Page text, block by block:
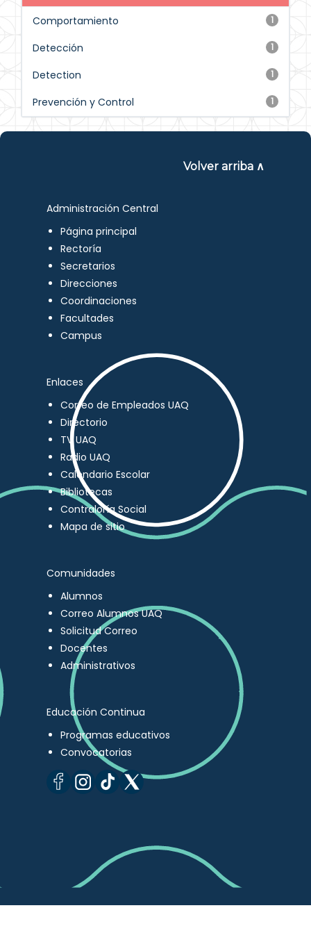
1
Comportamiento
1
Detección
1
Detection
1
Prevención y Control
Volver arriba ∧
Administración Central
Página principal
Rectoría
Secretarios
Direcciones
Coordinaciones
Facultades
Campus
Enlaces
Correo de Empleados UAQ
Directorio
TV UAQ
Radio UAQ
Calendario Escolar
Bibliotecas
Contraloría Social
Mapa de sitio
Comunidades
Alumnos
Correo Alumnos UAQ
Solicitud Correo
Docentes
Administrativos
Educación Continua
Programas educativos
Convocatorias